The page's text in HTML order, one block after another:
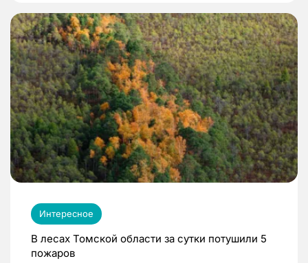
Интересное
В лесах Томской области за сутки потушили 5
пожаров